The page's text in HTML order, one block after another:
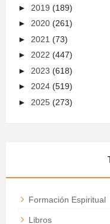
► 2019 (189)
► 2020 (261)
► 2021 (73)
► 2022 (447)
► 2023 (618)
► 2024 (519)
► 2025 (273)
Formación Espiritual
Libros